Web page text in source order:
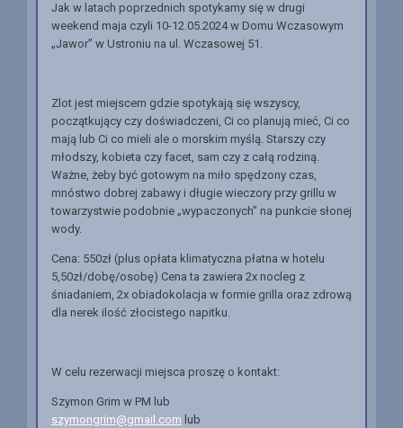
Jak w latach poprzednich spotykamy się w drugi
weekend maja czyli 10-12.05.2024 w Domu Wczasowym
„Jawor” w Ustroniu na ul. Wczasowej 51.
Zlot jest miejscem gdzie spotykają się wszyscy,
początkujący czy doświadczeni, Ci co planują mieć, Ci co
mają lub Ci co mieli ale o morskim myślą. Starszy czy
młodszy, kobieta czy facet, sam czy z całą rodziną.
Ważne, żeby być gotowym na miło spędzony czas,
mnóstwo dobrej zabawy i długie wieczory przy grillu w
towarzystwie podobnie „wypaczonych” na punkcie słonej
wody.
Cena: 550zł (plus opłata klimatyczna płatna w hotelu
5,50zł/dobę/osobę) Cena ta zawiera 2x nocleg z
śniadaniem, 2x obiadokolacja w formie grilla oraz zdrową
dla nerek ilość złocistego napitku.
W celu rezerwacji miejsca proszę o kontakt:
Szymon Grim w PM lub
szymongrim@gmail.com lub